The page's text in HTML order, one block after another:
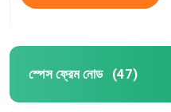
স্পেস ফ্রেম নোড (47)